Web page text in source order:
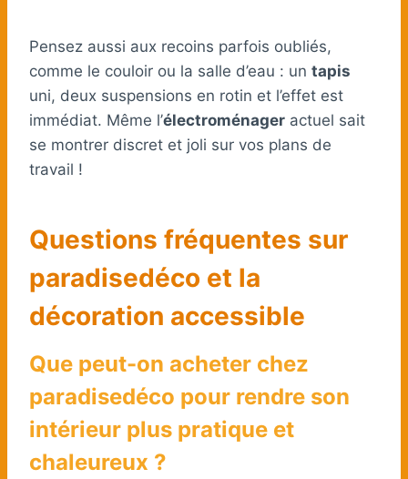
Pensez aussi aux recoins parfois oubliés,
comme le couloir ou la salle d’eau : un tapis
uni, deux suspensions en rotin et l’effet est
immédiat. Même l’électroménager actuel sait
se montrer discret et joli sur vos plans de
travail !
Questions fréquentes sur
paradisedéco et la
décoration accessible
Que peut-on acheter chez
paradisedéco pour rendre son
intérieur plus pratique et
chaleureux ?